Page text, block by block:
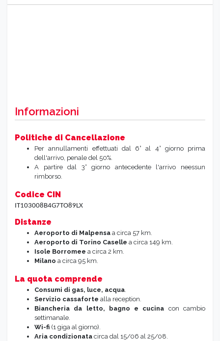
Informazioni
Politiche di Cancellazione
Per annullamenti effettuati dal 6° al 4° giorno prima
dell'arrivo, penale del 50%.
A partire dal 3° giorno antecedente l'arrivo neessun
rimborso.
Codice CIN
IT103008B4G7TO89LX
Distanze
Aeroporto di Malpensa a circa 57 km.
Aeroporto di Torino Caselle a circa 149 km.
Isole Borromee a circa 2 km.
Milano a circa 95 km.
La quota comprende
Consumi di gas, luce, acqua
Servizio cassaforte alla reception.
Biancheria da letto, bagno e cucina con cambio
settimanale.
Wi-fi (1 giga al giorno).
Aria condizionata circa dal 15/06 al 25/08.